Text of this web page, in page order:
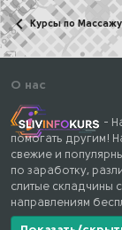
Курсы по Массажу
О нас
-
помогать другим!
свежие и
по заработку,
слитые складчины
направлениям